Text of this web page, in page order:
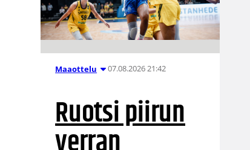
Maaottelu 07.08.2026 21:42
Ruotsi piirun